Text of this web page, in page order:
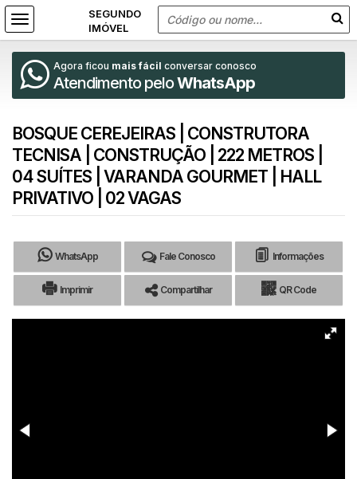
Agora ficou mais fácil conversar conosco
Atendimento peloWhatsApp
BOSQUE CEREJEIRAS | CONSTRUTORA
TECNISA | CONSTRUÇÃO | 222 METROS |
04 SUÍTES | VARANDA GOURMET | HALL
PRIVATIVO | 02 VAGAS
WhatsApp Fale Conosco Informações
Imprimir Compartilhar QR Code